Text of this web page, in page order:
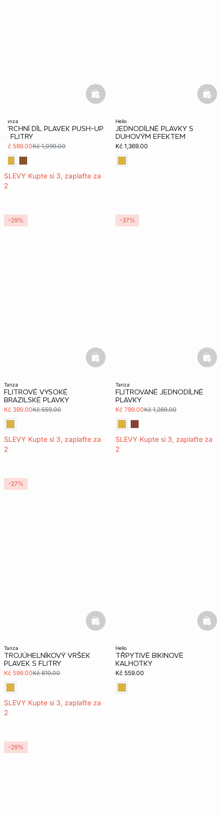
tanza
VRCHNÍ DÍL PLAVEK PUSH-UP
S FLITRY
Kč 599.00Kč 1,099.00
SLEVY Kupte si 3, zaplaťte za
2
basketfull
helio
JEDNODÍLNÉ PLAVKY S
DUHOVÝM EFEKTEM
Kč 1,369.00
tanza
FLITROVÉ VYSOKÉ
BRAZILSKÉ PLAVKY
Kč 399.00Kč 559.00
SLEVY Kupte si 3, zaplaťte za
2
basketfull
-29%
tanza
FLITROVANÉ JEDNODÍLNÉ
PLAVKY
Kč 799.00Kč 1,269.00
SLEVY Kupte si 3, zaplaťte za
2
-37%
tanza
TROJÚHELNÍKOVÝ VRŠEK
PLAVEK S FLITRY
Kč 599.00Kč 819.00
SLEVY Kupte si 3, zaplaťte za
2
basketfull
-27%
helio
TŘPYTIVÉ BIKINOVÉ
KALHOTKY
Kč 559.00
-29%